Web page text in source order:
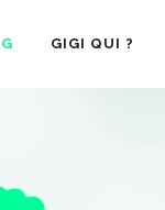
GIGI QUI ?